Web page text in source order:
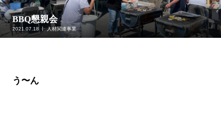
BBQ懇親会
2021.07.18 人材関連事業
う〜ん